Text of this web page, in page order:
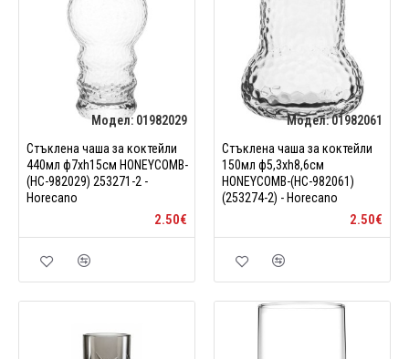
Модел: 01982029
Стъклена чаша за коктейли
440мл ф7xh15см HONEYCOMB-
(HC-982029) 253271-2 -
Horecano
2.50€
Модел:01982061
Стъклена чаша за коктейли
150мл ф5,3xh8,6см
HONEYCOMB-(HC-982061)
(253274-2) - Horecano
2.50€